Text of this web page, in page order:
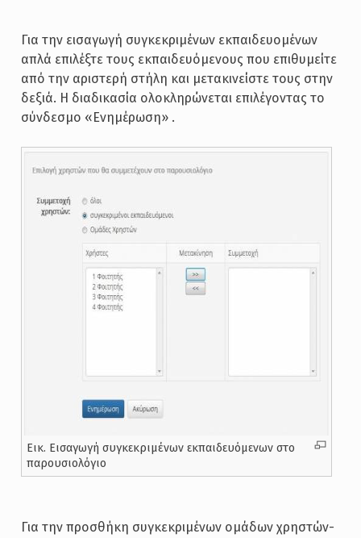
Για την εισαγωγή συγκεκριμένων εκπαιδευομένων
απλά επιλέξτε τους εκπαιδευόμενους που επιθυμείτε
από την αριστερή στήλη και μετακινείστε τους στην
δεξιά. Η διαδικασία ολοκληρώνεται επιλέγοντας το
σύνδεσμο «Ενημέρωση» .
Εικ. Εισαγωγή συγκεκριμένων εκπαιδευόμενων στο
παρουσιολόγιο
Για την προσθήκη συγκεκριμένων ομάδων χρηστών-